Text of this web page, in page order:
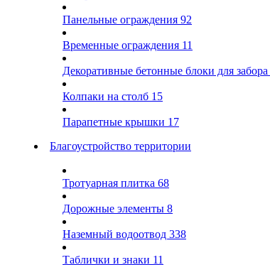
Панельные ограждения 92
Временные ограждения 11
Декоративные бетонные блоки для забора
Колпаки на столб 15
Парапетные крышки 17
Благоустройство территории
Тротуарная плитка 68
Дорожные элементы 8
Наземный водоотвод 338
Таблички и знаки 11